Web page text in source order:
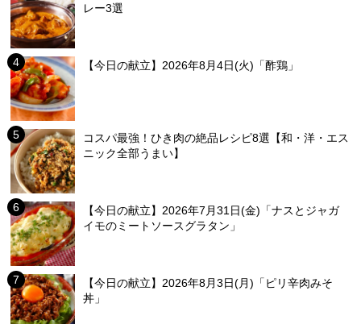
レー3選
【今日の献立】2026年8月4日(火)「酢鶏」
コスパ最強！ひき肉の絶品レシピ8選【和・洋・エス
ニック全部うまい】
【今日の献立】2026年7月31日(金)「ナスとジャガ
イモのミートソースグラタン」
【今日の献立】2026年8月3日(月)「ピリ辛肉みそ
丼」